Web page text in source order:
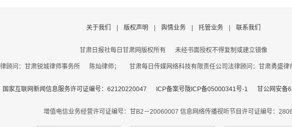
关于我们 | 版权声明 | 舆情业务 | 托管业务 | 联系我们
甘肃日报社每日甘肃网版权所有 未经书面授权不得复制或建立镜像
律顾问：甘肃锐城律师事务所 陈灿律师； 甘肃每日传媒网络科技有限责任公司法律顾问：甘肃勇
国家互联网新闻信息服务许可证编号：62120220047 ICP备案号陇ICP备05000341号-1 甘公网安备
增值电信业务经营许可证编号：甘B2－20060007 信息网络传播视听节目许可证编号：